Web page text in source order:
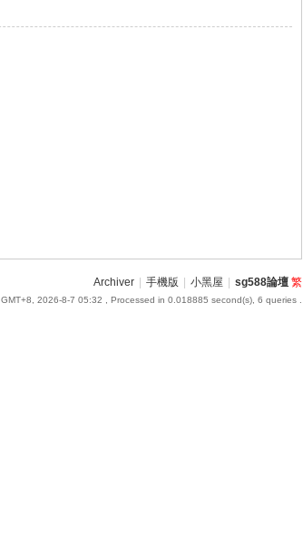
Archiver 手機版 小黑屋 sg588論壇 繁
GMT+8, 2026-8-7 05:32 , Processed in 0.018885 second(s), 6 queries .